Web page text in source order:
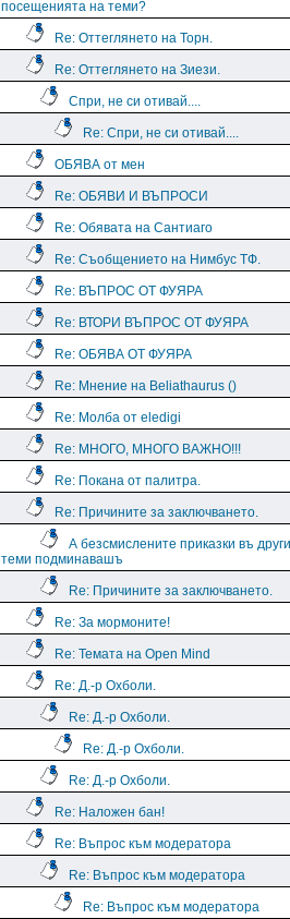
посещенията на теми?
Re: Оттеглянето на Торн.
Re: Оттеглянето на Зиези.
Спри, не си отивай....
Re: Спри, не си отивай....
ОБЯВА от мен
Re: ОБЯВИ И ВЪПРОСИ
Re: Обявата на Сантиаго
Re: Съобщението на Нимбус ТФ.
Re: ВЪПРОС ОТ ФУЯРА
Re: ВТОРИ ВЪПРОС ОТ ФУЯРА
Re: ОБЯВА ОТ ФУЯРА
Re: Мнение на Beliathaurus ()
Re: Молба от eledigi
Re: МНОГО, МНОГО ВАЖНО!!!
Re: Покана от палитра.
Re: Причините за заключването.
А безсмислените приказки въ други
теми подминавашъ
Re: Причините за заключването.
Re: За мормоните!
Re: Темата на Open Mind
Re: Д.-р Охболи.
Re: Д.-р Охболи.
Re: Д.-р Охболи.
Re: Д.-р Охболи.
Re: Наложен бан!
Re: Въпрос към модератора
Re: Въпрос към модератора
Re: Въпрос към модератора